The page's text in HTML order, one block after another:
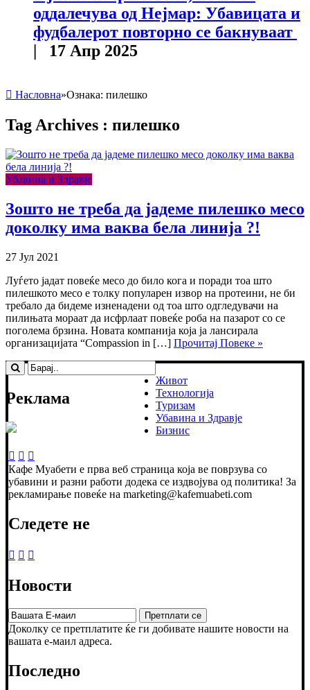
оддалечува од Нејмар: Убавицата и
фудбалерот повторно се бакнуваат
| 17 Апр 2025
Насловна»Ознака: пилешко
Tag Archives : пилешко
Убавина и Здравје
Зошто не треба да јадеме пилешко месо
доколку има ваква бела линија ?!
27 Јул 2021
Луѓето јадат повеќе месо до било кога и поради тоа што
пилешкото месо е толку популарен извор на протеини, не би
требало да бидеме изненадени од тоа што одгледувачи на
пилињата мораат да исфрлаат повеќе роба на пазарот со се
поголема брзина. Новата компанија која ја лансирала
организацијата “Compassion in […] Прочитај Повеке »
Реклама
Живот
Технологија
Туризам
Убавина и Здравје
Бизнис
Кафе Муабети е прва веб страница која ве поврзува со
убавини и разни работи додека се издвојува од политика! За
рекламирање повеќе на marketing@kafemuabeti.com
Следете не
Новости
Доколку се претплатите ќе ги добивате нашите новости на
вашата е-маил адреса.
Последно